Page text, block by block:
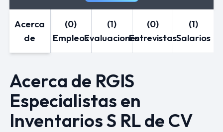
Acerca
de
(0)
Empleos
(1)
Evaluaciones
(0)
Entrevistas
(1)
Salarios
Acerca de RGIS
Especialistas en
Inventarios S RL de CV